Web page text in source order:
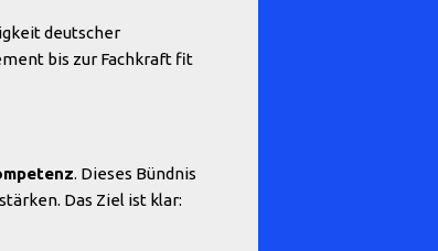
deutscher
bis zur Fachkraft fit
. Dieses Bündnis
Das Ziel ist klar: